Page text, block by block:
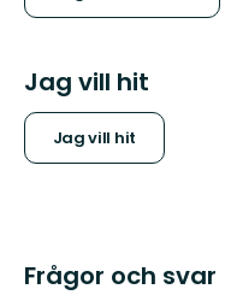
Jag vill hit
Jag vill hit
Frågor och svar